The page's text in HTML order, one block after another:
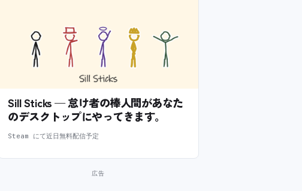
Sill Sticks — 怠け者の棒人間があなた
のデスクトップにやってきます。
Steam にて近日無料配信予定